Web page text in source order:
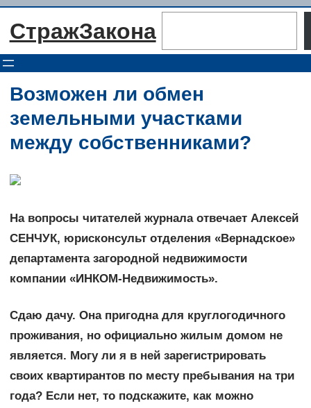
Перейти
СтражЗакона
Возможен ли обмен
земельными участками
между собственниками?
На вопросы читателей журнала отвечает Алексей
СЕНЧУК, юрисконсульт отделения «Вернадское»
департамента загородной недвижимости
компании «ИНКОМ-Недвижимость».
Сдаю дачу. Она пригодна для круглогодичного
проживания, но официально жилым домом не
является. Могу ли я в ней зарегистрировать
своих квартирантов по месту пребывания на три
года? Если нет, то подскажите, как можно